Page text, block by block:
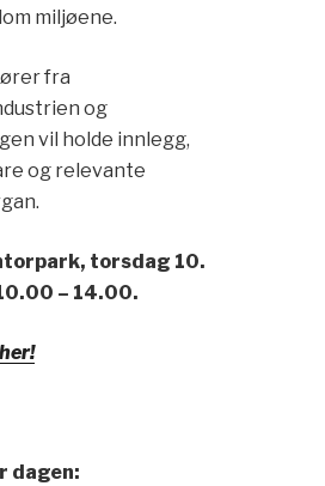
miljøene.
fra
og
vil holde innlegg,
og relevante
torsdag 10.
– 14.00.
dagen: